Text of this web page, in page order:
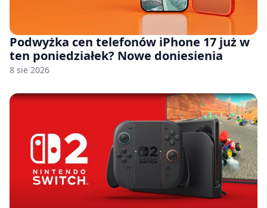
Podwyżka cen telefonów iPhone 17 już w
ten poniedziałek? Nowe doniesienia
8 sie 2026